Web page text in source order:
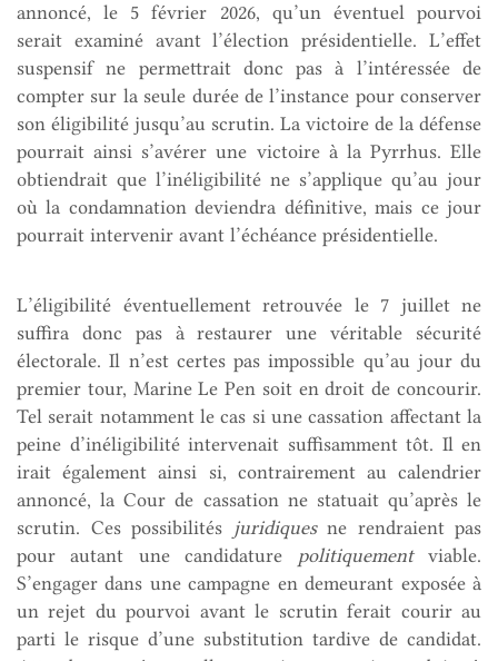
annoncé, le 5 février 2026, qu’un éventuel pourvoi
serait examiné avant l’élection présidentielle. L’effet
suspensif ne permettrait donc pas à l’intéressée de
compter sur la seule durée de l’instance pour conserver
son éligibilité jusqu’au scrutin. La victoire de la défense
pourrait ainsi s’avérer une victoire à la Pyrrhus. Elle
obtiendrait que l’inéligibilité ne s’applique qu’au jour
où la condamnation deviendra définitive, mais ce jour
pourrait intervenir avant l’échéance présidentielle.
L’éligibilité éventuellement retrouvée le 7 juillet ne
suffira donc pas à restaurer une véritable sécurité
électorale. Il n’est certes pas impossible qu’au jour du
premier tour, Marine Le Pen soit en droit de concourir.
Tel serait notamment le cas si une cassation affectant la
peine d’inéligibilité intervenait suffisamment tôt. Il en
irait également ainsi si, contrairement au calendrier
annoncé, la Cour de cassation ne statuait qu’après le
scrutin. Ces possibilités juridiquesne rendraient pas
pour autant une candidature politiquementviable.
S’engager dans une campagne en demeurant exposée à
un rejet du pourvoi avant le scrutin ferait courir au
parti le risque d’une substitution tardive de candidat.